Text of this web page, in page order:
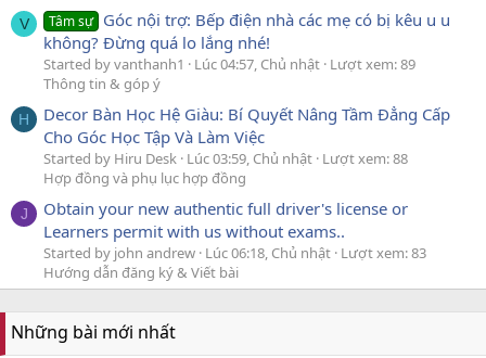
V Tâm sự Góc nội trợ: Bếp điện nhà các mẹ có bị kêu u u
không? Đừng quá lo lắng nhé!
Started by vanthanh1 Lúc 04:57, Chủ nhật Lượt xem: 89
Thông tin & góp ý
H
Decor Bàn Học Hệ Giàu: Bí Quyết Nâng Tầm Đẳng Cấp
Cho Góc Học Tập Và Làm Việc
Started by Hiru Desk Lúc 03:59, Chủ nhật Lượt xem: 88
Hợp đồng và phụ lục hợp đồng
J
Obtain your new authentic full driver's license or
Learners permit with us without exams..
Started by john andrew Lúc 06:18, Chủ nhật Lượt xem: 83
Hướng dẫn đăng ký & Viết bài
Những bài mới nhất